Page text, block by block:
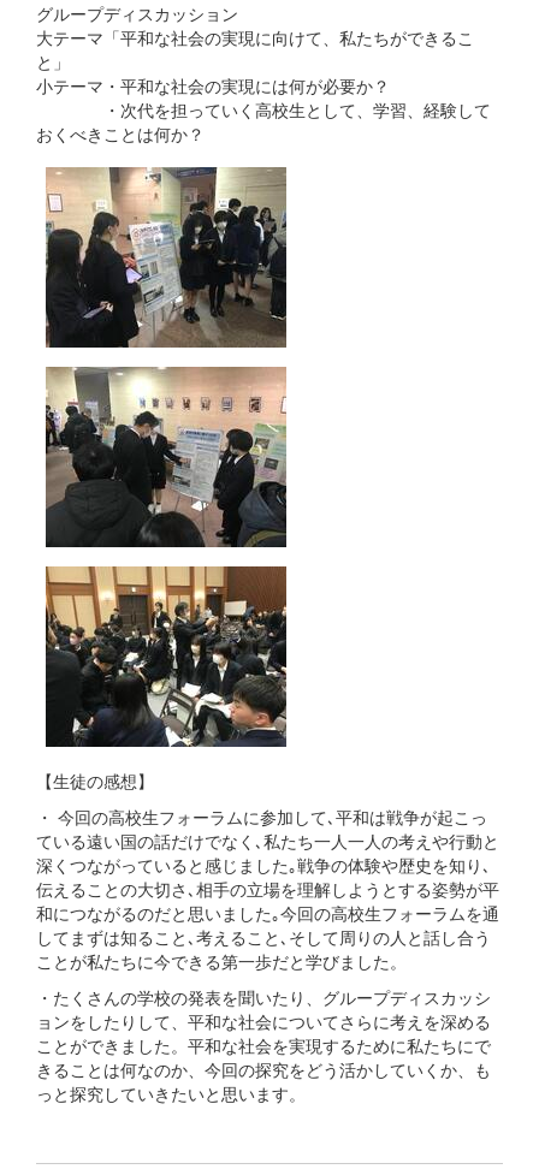
グループディスカッション
大テーマ「平和な社会の実現に向けて、私たちができるこ
と」
小テーマ・平和な社会の実現には何が必要か？
・次代を担っていく高校生として、学習、経験して
おくべきことは何か？
【生徒の感想】
・ 今回の高校生フォーラムに参加して､平和は戦争が起こっ
ている遠い国の話だけでなく､私たち一人一人の考えや行動と
深くつながっていると感じました｡戦争の体験や歴史を知り､
伝えることの大切さ､相手の立場を理解しようとする姿勢が平
和につながるのだと思いました｡今回の高校生フォーラムを通
してまずは知ること､考えること､そして周りの人と話し合う
ことが私たちに今できる第一歩だと学びました。
・たくさんの学校の発表を聞いたり、グループディスカッシ
ョンをしたりして、平和な社会についてさらに考えを深める
ことができました。平和な社会を実現するために私たちにで
きることは何なのか、今回の探究をどう活かしていくか、も
っと探究していきたいと思います。